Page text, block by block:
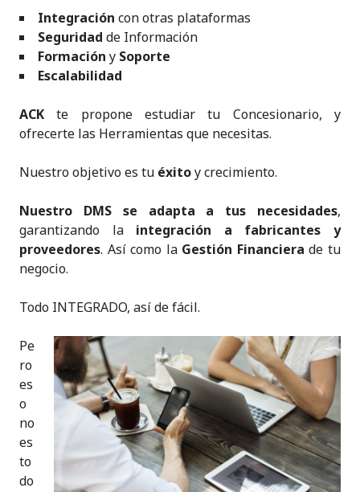
Integración con otras plataformas
Seguridad de Información
Formación y Soporte
Escalabilidad
ACK te propone estudiar tu Concesionario, y
ofrecerte las Herramientas que necesitas.
Nuestro objetivo es tu éxitoy crecimiento.
Nuestro DMS se adapta a tus necesidades,
garantizando la integración a fabricantes y
proveedores. Así como la Gestión Financiera de tu
negocio.
Todo INTEGRADO, así de fácil.
Pe
ro
es
o
no
es
to
do